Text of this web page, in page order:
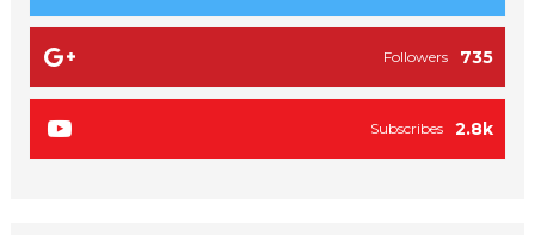
735
Followers
2.8k
Subscribes